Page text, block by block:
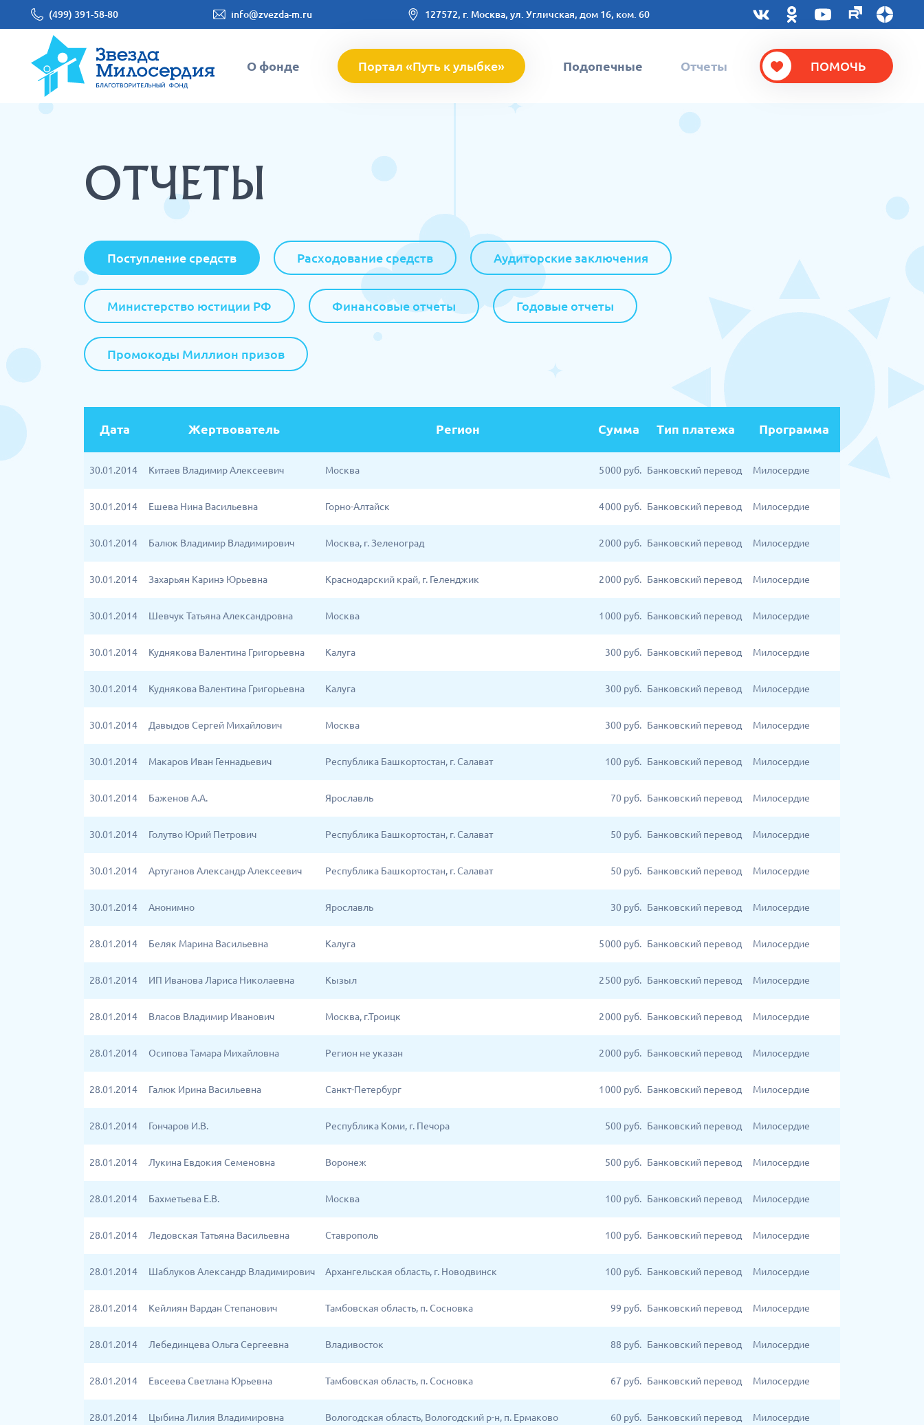
(499) 391-58-80 info@zvezda-m.ru 127572, г. Москва, ул. Угличская, дом 16, ком. 60
О фонде Портал «Путь к улыбке» Подопечные Отчеты ПОМОЧЬ
ОТЧЕТЫ
Поступление средств Расходование средств Аудиторские заключения
Министерство юстиции РФ Финансовые отчеты Годовые отчеты
Промокоды Миллион призов
Дата Жертвователь Регион Сумма Тип платежа Программа
30.01.2014 Китаев Владимир Алексеевич Москва 5 000 руб. Банковский перевод Милосердие
30.01.2014 Ешева Нина Васильевна Горно-Алтайск 4 000 руб. Банковский перевод Милосердие
30.01.2014 Балюк Владимир Владимирович Москва, г. Зеленоград 2 000 руб. Банковский перевод Милосердие
30.01.2014 Захарьян Каринэ Юрьевна Краснодарский край, г. Геленджик 2 000 руб. Банковский перевод Милосердие
30.01.2014 Шевчук Татьяна Александровна Москва 1 000 руб. Банковский перевод Милосердие
30.01.2014 Куднякова Валентина Григорьевна Калуга 300 руб. Банковский перевод Милосердие
30.01.2014 Куднякова Валентина Григорьевна Калуга 300 руб. Банковский перевод Милосердие
30.01.2014 Давыдов Сергей Михайлович Москва 300 руб. Банковский перевод Милосердие
30.01.2014 Макаров Иван Геннадьевич Республика Башкортостан, г. Салават 100 руб. Банковский перевод Милосердие
30.01.2014 Баженов А.А. Ярославль 70 руб. Банковский перевод Милосердие
30.01.2014 Голутво Юрий Петрович Республика Башкортостан, г. Салават 50 руб. Банковский перевод Милосердие
30.01.2014 Артуганов Александр Алексеевич Республика Башкортостан, г. Салават 50 руб. Банковский перевод Милосердие
30.01.2014 Анонимно Ярославль 30 руб. Банковский перевод Милосердие
28.01.2014 Беляк Марина Васильевна Калуга 5 000 руб. Банковский перевод Милосердие
28.01.2014 ИП Иванова Лариса Николаевна Кызыл 2 500 руб. Банковский перевод Милосердие
28.01.2014 Власов Владимир Иванович Москва, г.Троицк 2 000 руб. Банковский перевод Милосердие
28.01.2014 Осипова Тамара Михайловна Регион не указан 2 000 руб. Банковский перевод Милосердие
28.01.2014 Галюк Ирина Васильевна Санкт-Петербург 1 000 руб. Банковский перевод Милосердие
28.01.2014 Гончаров И.В. Республика Коми, г. Печора 500 руб. Банковский перевод Милосердие
28.01.2014 Лукина Евдокия Семеновна Воронеж 500 руб. Банковский перевод Милосердие
28.01.2014 Бахметьева Е.В. Москва 100 руб. Банковский перевод Милосердие
28.01.2014 Ледовская Татьяна Васильевна Ставрополь 100 руб. Банковский перевод Милосердие
28.01.2014 Шаблуков Александр Владимирович Архангельская область, г. Новодвинск 100 руб. Банковский перевод Милосердие
28.01.2014 Кейлиян Вардан Степанович Тамбовская область, п. Сосновка 99 руб. Банковский перевод Милосердие
28.01.2014 Лебединцева Ольга Сергеевна Владивосток 88 руб. Банковский перевод Милосердие
28.01.2014 Евсеева Светлана Юрьевна Тамбовская область, п. Сосновка 67 руб. Банковский перевод Милосердие
28.01.2014 Цыбина Лилия Владимировна Вологодская область, Вологодский р-н, п. Ермаково 60 руб. Банковский перевод Милосердие